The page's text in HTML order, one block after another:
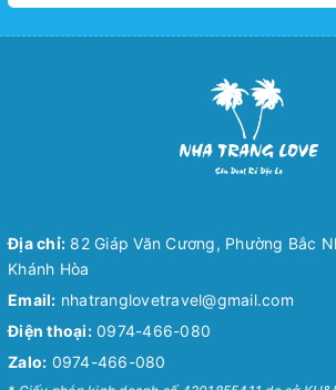
Địa chỉ: 82 Giáp Văn Cương, Phường Bắc
Khánh Hòa
Email: nhatranglovetravel@gmail.com
Điện thoại: 0974-466-080
Zalo: 0974-466-080